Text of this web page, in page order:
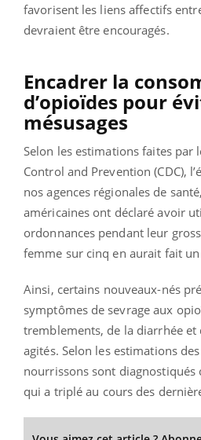
favorisent les liens affectifs
devraient être encouragés.
Encadrer la
d’opioïdes pour
mésusages
Selon les estimations faites par
Control and Prevention (CDC),
nos agences régionales de
américaines ont déclaré avoir
ordonnances pendant leur
femme sur cinq en aurait fait
Ainsi, certains nouveaux-nés
symptômes de sevrage aux
tremblements, de la diarrhée
agités. Selon les estimations
nourrissons sont
qui a triplé au cours des